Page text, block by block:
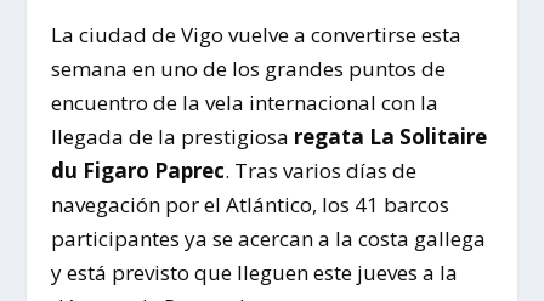
La ciudad deVigo vuelve a convertirse esta
semana en uno de los grandes puntos de
encuentro de la vela internacional con la
llegada de la prestigiosa regata La Solitaire
du Figaro Paprec. Tras varios días de
navegación por el Atlántico, los 41 barcos
participantes ya se acercan a la costa gallega
y está previsto que lleguen este jueves a la